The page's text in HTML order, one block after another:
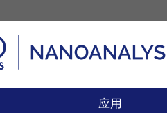
应用
应用